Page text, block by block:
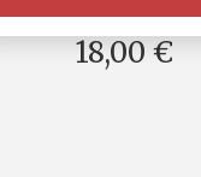
18,00 €